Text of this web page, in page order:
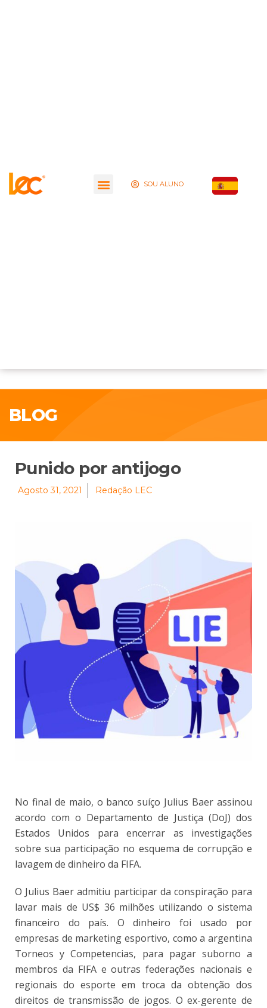
SOU ALUNO
BLOG
Punido por antijogo
Agosto 31, 2021 Redação LEC
No final de maio, o banco suíço Julius Baer assinou
acordo com o Departamento de Justiça (DoJ) dos
Estados Unidos para encerrar as investigações
sobre sua participação no esquema de corrupção e
lavagem de dinheiro da FIFA.
O Julius Baer admitiu participar da conspiração para
lavar mais de US$ 36 milhões utilizando o sistema
financeiro do país. O dinheiro foi usado por
empresas de marketing esportivo, como a argentina
Torneos y Competencias, para pagar suborno a
membros da FIFA e outras federações nacionais e
regionais do esporte em troca da obtenção dos
direitos de transmissão de jogos. O ex-gerente de